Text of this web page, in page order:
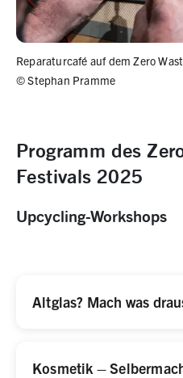
Reparaturcafé auf dem Zero
©Stephan Pramme
Programm des
Festivals 2025
Upcycling-Workshops
Altglas? Mach was
Kosmetik –